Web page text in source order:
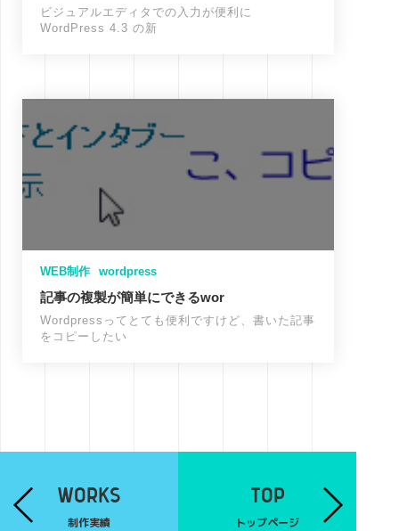
ビジュアルエディタでの入力が便利に
WordPress 4.3 の新
WEB制作 wordpress
記事の複製が簡単にできるwor
Wordpressってとても便利ですけど、書いた記事
をコピーしたい
WORKS
制作実績
TOP
トップページ